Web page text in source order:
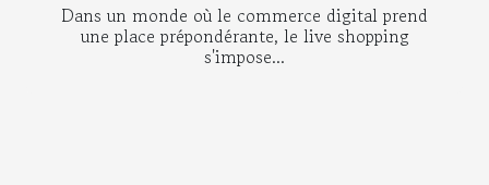
Dans un monde où le commerce digital prend
une place prépondérante, le live shopping
s'impose...